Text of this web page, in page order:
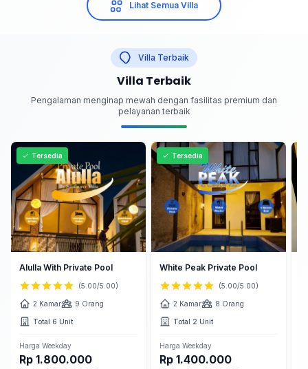
Lihat Semua Villa
Villa Terbaik
Villa Terbaik
Pengalaman menginap mewah dengan fasilitas premium dan
pelayanan terbaik
Tersedia
Alulla With Private Pool
(5.00/5.00)
2 Kamar 9 Orang
Total 6 Unit
Harga Weekday
Rp 1.800.000
Tersedia
White Peak Private Pool
(5.00/5.00)
2 Kamar 8 Orang
Total 2 Unit
Harga Weekday
Rp 1.400.000